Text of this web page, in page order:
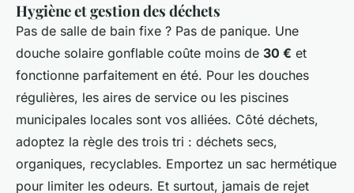
Hygiène et gestion des déchets
Pas de salle de bain fixe ? Pas de panique. Une
douche solaire gonflable coûte moins de 30 € et
fonctionne parfaitement en été. Pour les douches
régulières, les aires de service ou les piscines
municipales locales sont vos alliées. Côté déchets,
adoptez la règle des trois tri : déchets secs,
organiques, recyclables. Emportez un sac hermétique
pour limiter les odeurs. Et surtout, jamais de rejet